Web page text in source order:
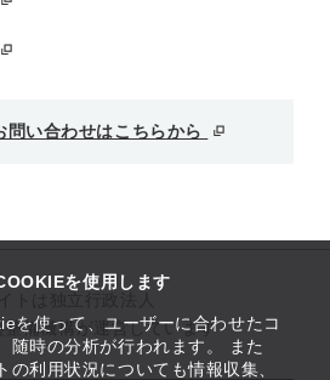
を使用します
を使って、ユーザーに合わせたコ
随時の分析が行われます。 また
の利用状況についても情報収集、
問い合わせはこちらから
備機構が運営しています